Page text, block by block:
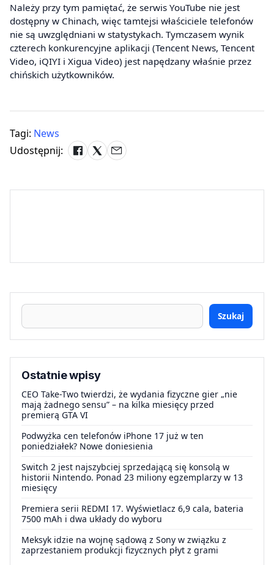
Należy przy tym pamiętać, że serwis YouTube nie jest
dostępny w Chinach, więc tamtejsi właściciele telefonów
nie są uwzględniani w statystykach. Tymczasem wynik
czterech konkurencyjne aplikacji (Tencent News, Tencent
Video, iQIYI i Xigua Video) jest napędzany właśnie przez
chińskich użytkowników.
Tagi: News
Udostępnij:
Szukaj
Ostatnie wpisy
CEO Take-Two twierdzi, że wydania fizyczne gier „nie
mają żadnego sensu” – na kilka miesięcy przed
premierą GTA VI
Podwyżka cen telefonów iPhone 17 już w ten
poniedziałek? Nowe doniesienia
Switch 2 jest najszybciej sprzedającą się konsolą w
historii Nintendo. Ponad 23 miliony egzemplarzy w 13
miesięcy
Premiera serii REDMI 17. Wyświetlacz 6,9 cala, bateria
7500 mAh i dwa układy do wyboru
Meksyk idzie na wojnę sądową z Sony w związku z
zaprzestaniem produkcji fizycznych płyt z grami